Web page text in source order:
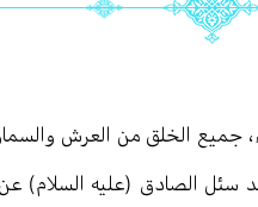
جميع الخلق من العرش
سئل الصادق (عليه السلام)